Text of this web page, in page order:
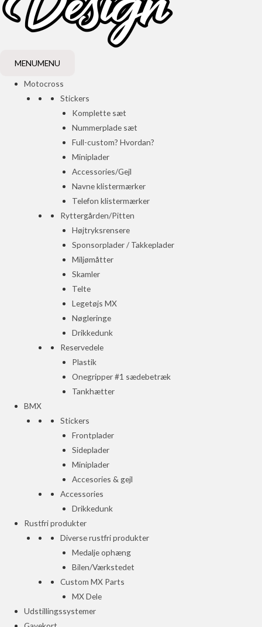
MENUMENU
Motocross
Stickers
Komplette sæt
Nummerplade sæt
Full-custom? Hvordan?
Miniplader
Accessories/Gejl
Navne klistermærker
Telefon klistermærker
Ryttergården/Pitten
Højtryksrensere
Sponsorplader / Takkeplader
Miljømåtter
Skamler
Telte
Legetøjs MX
Nøgleringe
Drikkedunk
Reservedele
Plastik
Onegripper #1 sædebetræk
Tankhætter
BMX
Stickers
Frontplader
Sideplader
Miniplader
Accesories & gejl
Accessories
Drikkedunk
Rustfri produkter
Diverse rustfri produkter
Medalje ophæng
Bilen/Værkstedet
Custom MX Parts
MX Dele
Udstillingssystemer